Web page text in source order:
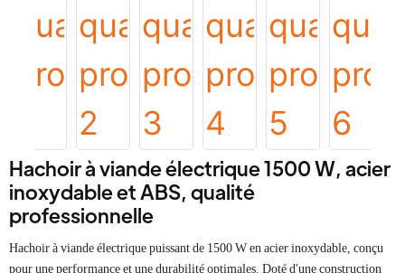
Hachoir à viande électrique 1500 W, acier
inoxydable et ABS, qualité
professionnelle
Hachoir à viande électrique puissant de 1500 W en acier inoxydable, conçu
pour une performance et une durabilité optimales. Doté d'une construction